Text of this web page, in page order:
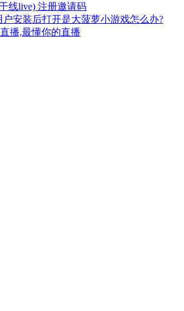
线live) 注册邀请码
户安装后打开是大菠萝小游戏怎么办?
播,最懂你的直播